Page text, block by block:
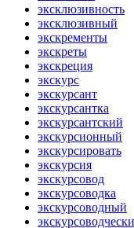
эксклюзивность
эксклюзивный
экскременты
экскреты
экскреция
экскурс
экскурсант
экскурсантка
экскурсантский
экскурсионный
экскурсировать
экскурсия
экскурсовод
экскурсоводка
экскурсоводный